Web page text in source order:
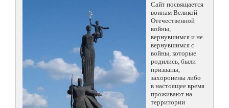
Сайт посвящается
воинам Великой
Отечественной
войны,
вернувшимся и не
вернувшимся с
войны, которые
родились, были
призваны,
захоронены либо
в настоящее время
проживают на
территории